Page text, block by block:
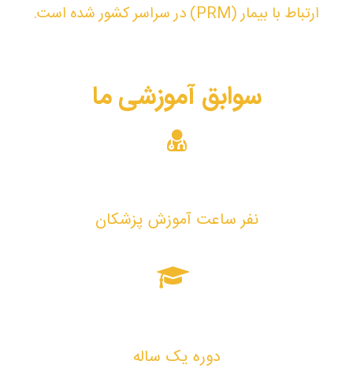
ارتباط با بیمار (PRM) در سراسر کشور شده است.
سوابق آموزشی ما
نفر ساعت آموزش پزشکان
دوره یک ساله